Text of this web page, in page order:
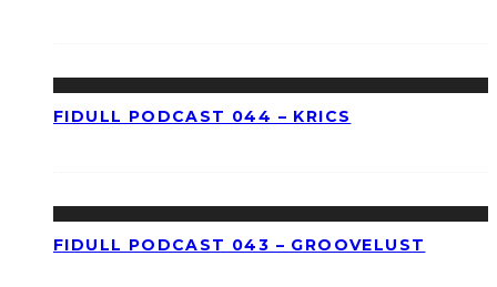
FIDULL PODCAST 044 – KRICS
FIDULL PODCAST 043 – GROOVELUST